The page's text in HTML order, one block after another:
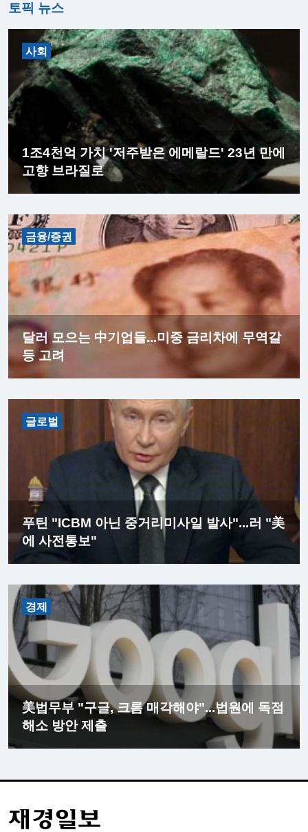
토픽 뉴스
사회
1조4천억 가치 '저주받은 에메랄드' 23년 만에
고향 브라질로
금융/증권
달러 모으는 中기업들...미중 금리차에 무역갈
등 고려
글로벌
푸틴 "ICBM 아닌 중거리미사일 발사"...러 "美
에 사전통보"
경제
美법무부 "구글, 크롬 매각해야"...법원에 독점
해소 방안 제출